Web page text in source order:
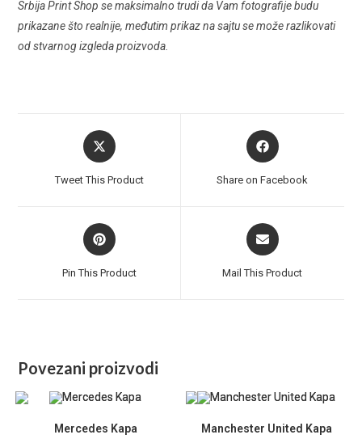
Srbija Print Shop se maksimalno trudi da Vam fotografije budu
prikazane što realnije, međutim prikaz na sajtu se može razlikovati
od stvarnog izgleda proizvoda.
Tweet This Product Share on Facebook
Pin This Product Mail This Product
Povezani proizvodi
Mercedes Kapa Manchester United Kapa